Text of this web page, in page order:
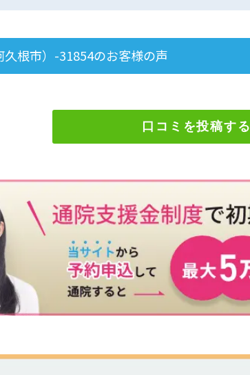
久根市）-31854のお客様の声
口コミを投稿する